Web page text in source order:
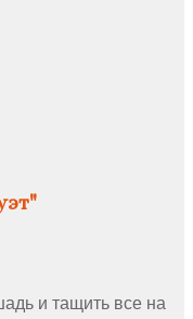
и тащить все на